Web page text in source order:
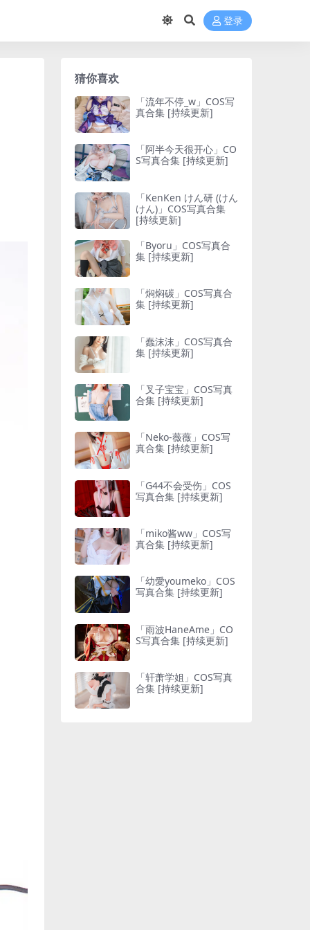
登录
猜你喜欢
「流年不停_w」COS写
真合集 [持续更新]
「阿半今天很开心」CO
S写真合集 [持续更新]
「KenKen けん研 (けん
けん)」COS写真合集
[持续更新]
「Byoru」COS写真合
集 [持续更新]
「焖焖碳」COS写真合
集 [持续更新]
「蠢沫沫」COS写真合
集 [持续更新]
「叉子宝宝」COS写真
合集 [持续更新]
「Neko-薇薇」COS写
真合集 [持续更新]
「G44不会受伤」COS
写真合集 [持续更新]
「miko酱ww」COS写
真合集 [持续更新]
「幼愛youmeko」COS
写真合集 [持续更新]
「雨波HaneAme」CO
S写真合集 [持续更新]
「轩萧学姐」COS写真
合集 [持续更新]